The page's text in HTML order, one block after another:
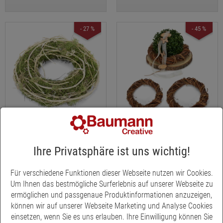
- 27 %
Moosumwicklung
€ 7,95
€ 10,95
- 45 %
Kranz, Türkranz, Deko-Kranz
€ 4,95 * € 8,95
- 46 % - 30 %
Ihre Privatsphäre ist uns wichtig!
Für verschiedene Funktionen dieser Webseite nutzen wir Cookies.
Um Ihnen das bestmögliche Surferlebnis auf unserer Webseite zu
ermöglichen und passgenaue Produktinformationen anzuzeigen,
können wir auf unserer Webseite Marketing und Analyse Cookies
einsetzen, wenn Sie es uns erlauben. Ihre Einwilligung können Sie